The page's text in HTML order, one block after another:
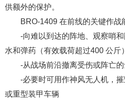
供额外的保护。
BRO-1409 在前线的关键作战
-向难以到达的阵地、观察哨
水和弹药（有效载荷超过400 公斤）
-从战场前沿撤离受伤或阵亡的
-必要时可用作神风无人机，
或重型装甲车辆